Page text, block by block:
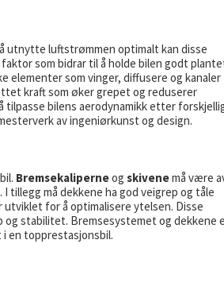
utnytte luftstrømmen optimalt kan disse
som bidrar til å holde bilen godt
elementer som vinger, diffusere og kanaler
kraft som øker grepet og reduserer
bilens aerodynamikk etter
av ingeniørkunst og design.
Bremsekaliperneog skivenemå være
må dekkene ha god veigrep og tåle
for å optimalisere ytelsen. Disse
og stabilitet. Bremsesystemet og dekkene
en topprestasjonsbil.